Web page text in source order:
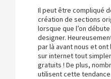
Il peut être compliqué
création de sections
lorsque que l’on
designer.
par là avant nous et
sur internet tout
gratuits ! De plus,
utilisent cette